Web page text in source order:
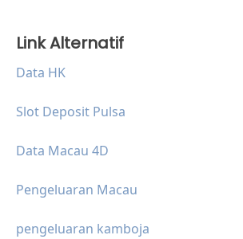
Link Alternatif
Data HK
Slot Deposit Pulsa
Data Macau 4D
Pengeluaran Macau
pengeluaran kamboja